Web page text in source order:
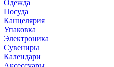
Одежда
Посуда
Канцелярия
Упаковка
Электроника
Сувениры
Календари